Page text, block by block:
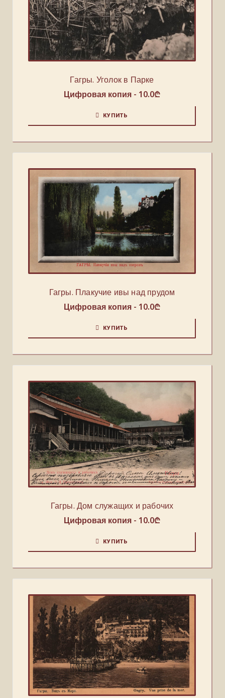
Гагры. Уголок в Парке
Цифровая копия - 10.0₾
КУПИТЬ
Гагры. Плакучие ивы над прудом
Цифровая копия - 10.0₾
КУПИТЬ
Гагры. Дом служащих и рабочих
Цифровая копия - 10.0₾
КУПИТЬ